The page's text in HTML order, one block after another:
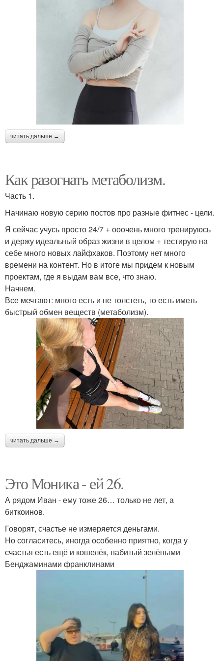
читать дальше →
Как разогнать метаболизм.
Часть 1.
Начинаю новую серию постов про разные фитнес - цели.
Я сейчас учусь просто 24/7 + ооочень много тренируюсь
и держу идеальный образ жизни в целом + тестирую на
себе много новых лайфхаков. Поэтому нет много
времени на контент. Но в итоге мы придем к новым
проектам, где я выдам вам все, что знаю.
Начнем.
Все мечтают: много есть и не толстеть, то есть иметь
быстрый обмен веществ (метаболизм).
читать дальше →
Это Моника - ей 26.
А рядом Иван - ему тоже 26… только не лет, а
биткоинов.
Говорят, счастье не измеряется деньгами.
Но согласитесь, иногда особенно приятно, когда у
счастья есть ещё и кошелёк, набитый зелёными
Бенджаминами франклинами